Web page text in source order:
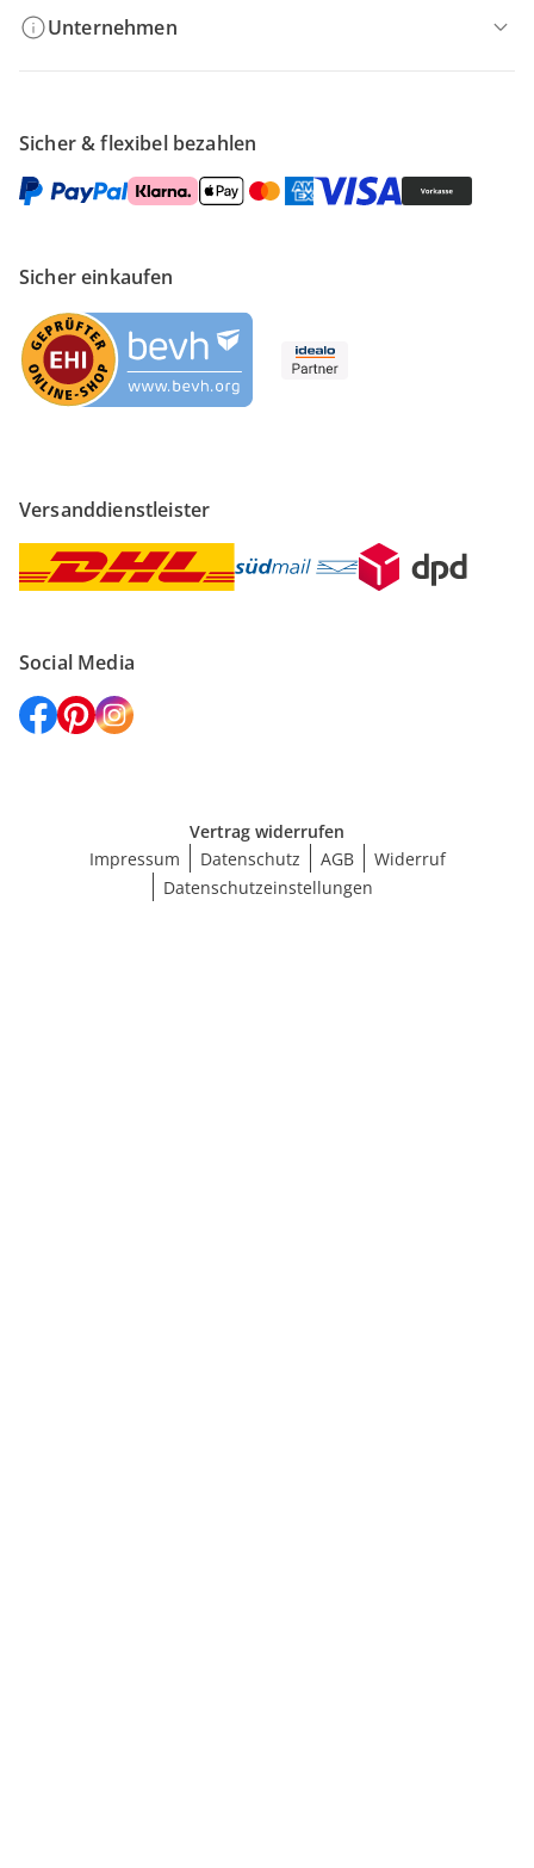
Unternehmen
Sicher & flexibel bezahlen
Sicher einkaufen
Versanddienstleister
Social Media
Vertrag widerrufen
Impressum
Datenschutz AGB
Widerruf
Datenschutzeinstellungen